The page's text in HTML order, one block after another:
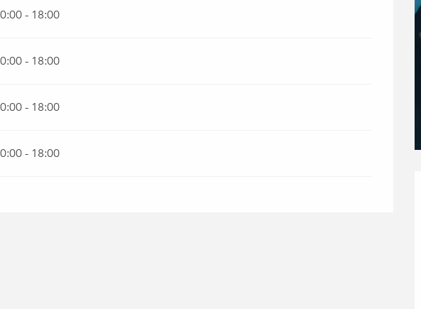
- 18:00
- 18:00
- 18:00
- 18:00